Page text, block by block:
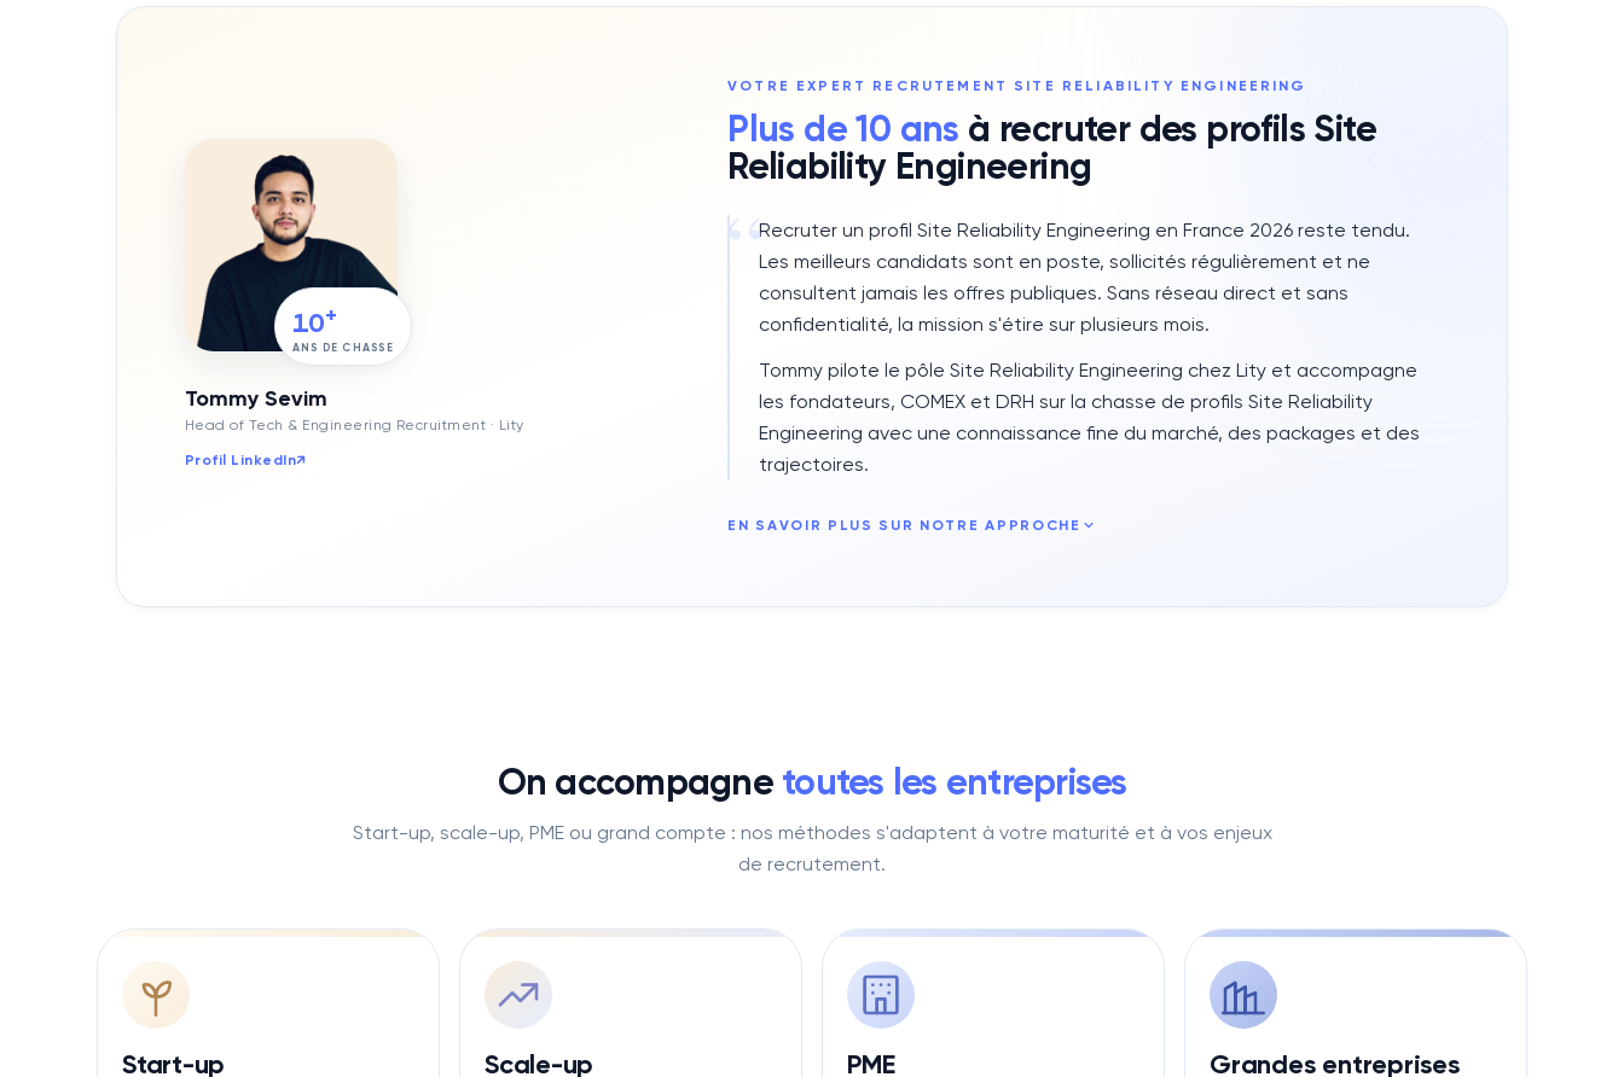
10+
ANS DE CHASSE
Tommy Sevim
Head of Tech & Engineering Recruitment · Lity
Profil LinkedIn↗
VOTRE EXPERT RECRUTEMENTSITE RELIABILITY ENGINEERING
Plus de 10 ans à recruter des profils Site
Reliability Engineering
“Recruter un profil Site Reliability Engineering en France 2026 reste tendu.
Les meilleurs candidats sont en poste, sollicités régulièrement et ne
consultent jamais les offres publiques. Sans réseau direct et sans
confidentialité, la mission s'étire sur plusieurs mois.
Tommy pilote le pôle Site Reliability Engineering chez Lity et accompagne
les fondateurs, COMEX et DRH sur la chasse de profils Site Reliability
Engineering avec une connaissance fine du marché, des packages et des
trajectoires.
EN SAVOIR PLUS SUR NOTRE APPROCHE
On accompagne toutes les entreprises
Start-up, scale-up, PME ou grand compte : nos méthodes s'adaptent à votre maturité et à vos enjeux
de recrutement.
Start-up Scale-up PME Grandes entreprises